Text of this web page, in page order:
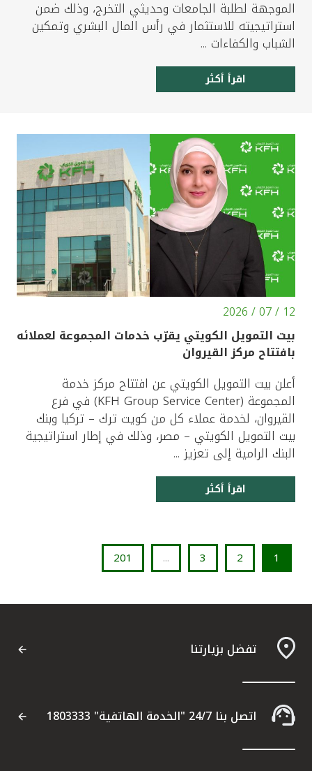
الموجهة لطلبة الجامعات وحديثي التخرج، وذلك ضمن
استراتيجيته للاستثمار في رأس المال البشري وتمكين
الشباب والكفاءات ...
اقرأ أكثر
12 / 07 / 2026
بيت التمويل الكويتي يقرّب خدمات المجموعة لعملائه
بافتتاح مركز القيروان
أعلن بيت التمويل الكويتي عن افتتاح مركز خدمة
المجموعة (KFH Group Service Center) في فرع
القيروان، لخدمة عملاء كل من كويت ترك – تركيا وبنك
بيت التمويل الكويتي – مصر، وذلك في إطار استراتيجية
البنك الرامية إلى تعزيز ...
اقرأ أكثر
1
2
3
...
201
تفضل بزيارتنا
اتصل بنا 24/7 "الخدمة الهاتفية" 1803333